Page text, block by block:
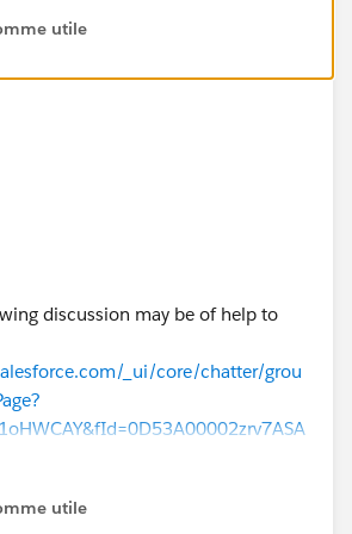
utile
discussion may be of help to
_ui/core/chatter/grou
utile